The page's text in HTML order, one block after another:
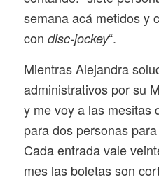
semana acá metidos y
con disc-jockey“.
Mientras Alejandra
administrativos por su
y me voy a las mesitas
para dos personas
Cada entrada vale
mes las boletas son